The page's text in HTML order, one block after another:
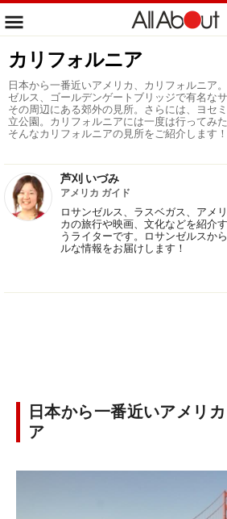
カリフォルニア
日本から一番近いアメリカ、カリフォルニア
ゼルス、ゴールデンゲートブリッジで有名な
その周辺にある郊外の見所。さらには、ヨセ
立公園。カリフォルニアには一度は行ってみ
そんなカリフォルニアの見所をご紹介します！
芦刈 いづみ
アメリカ ガイド
ロサンゼルス、ラスベガス、アメ
カの旅行や映画、文化などを紹介
うライターです。ロサンゼルスか
ルな情報をお届けします！
日本から一番近いアメリ
ア